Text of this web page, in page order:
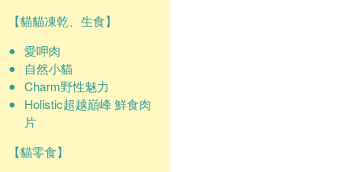
【貓貓凍乾、生食】
愛呷肉
自然小貓
Charm野性魅力
Holistic超越巔峰 鮮食肉
片
【貓零食】